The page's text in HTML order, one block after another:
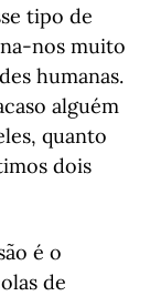
tipo de
nos muito
humanas.
alguém
quanto
dois
é o
de